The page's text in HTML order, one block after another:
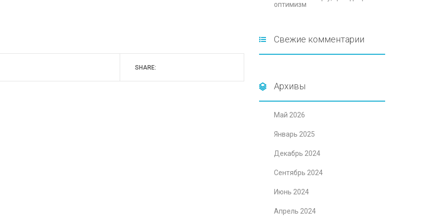
SHARE:
оптимизм
Свежие комментарии
Архивы
Май 2026
Январь 2025
Декабрь 2024
Сентябрь 2024
Июнь 2024
Апрель 2024